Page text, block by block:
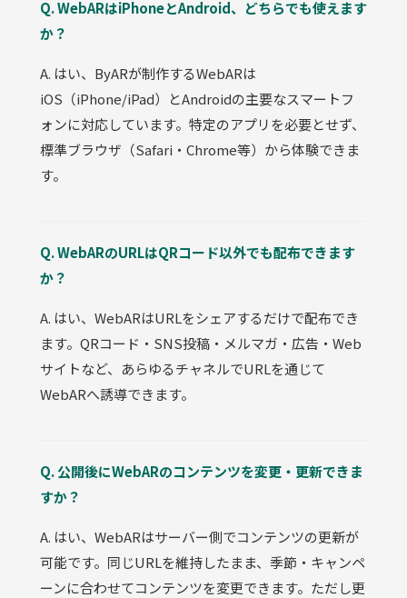
Q. WebARはiPhoneとAndroid、どちらでも使えます
か？
A. はい、ByARが制作するWebARは
iOS（iPhone/iPad）とAndroidの主要なスマートフ
ォンに対応しています。特定のアプリを必要とせず、
標準ブラウザ（Safari・Chrome等）から体験できま
す。
Q. WebARのURLはQRコード以外でも配布できます
か？
A. はい、WebARはURLをシェアするだけで配布でき
ます。QRコード・SNS投稿・メルマガ・広告・Web
サイトなど、あらゆるチャネルでURLを通じて
WebARへ誘導できます。
Q. 公開後にWebARのコンテンツを変更・更新できま
すか？
A. はい、WebARはサーバー側でコンテンツの更新が
可能です。同じURLを維持したまま、季節・キャンペ
ーンに合わせてコンテンツを変更できます。ただし更